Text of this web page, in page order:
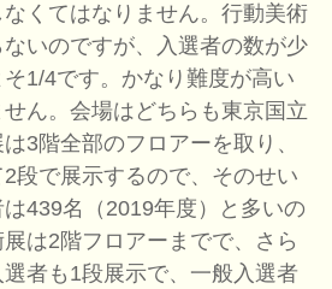
くてはなりません。行動美術
いのですが、入選者の数が少
1/4です。かなり難度が高い
ん。会場はどちらも東京国立
3階全部のフロアーを取り、
段で展示するので、そのせい
439名（2019年度）と多いの
は2階フロアーまでで、さら
者も1段展示で、一般入選者